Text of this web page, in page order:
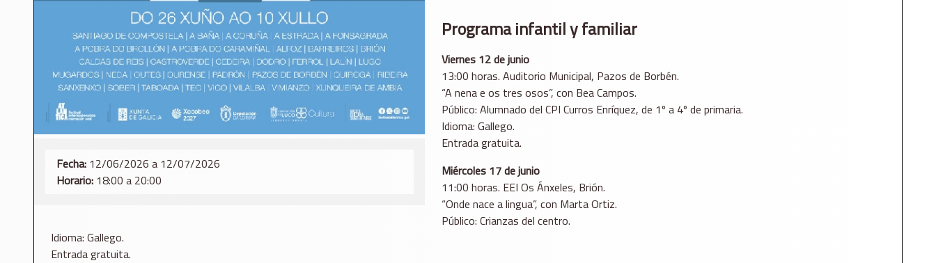
Fecha: 12/06/2026 a 12/07/2026
Horario: 18:00 a 20:00
Programa infantil y familiar
Viernes 12 de junio
13:00 horas. Auditorio Municipal, Pazos de Borbén.
“A nena e os tres osos”, con Bea Campos.
Público: Alumnado del CPI Curros Enríquez, de 1º a 4º de primaria.
Idioma: Gallego.
Entrada gratuita.
Miércoles 17 de junio
11:00 horas. EEI Os Ánxeles, Brión.
“Onde nace a lingua”, con Marta Ortiz.
Público: Crianzas del centro.
Idioma: Gallego.
Entrada gratuita.